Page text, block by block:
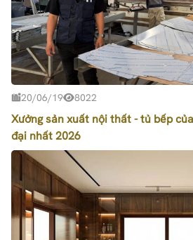
20/06/19 8022
Xưởng sản xuất nội thất - tủ bếp
đại nhất 2026